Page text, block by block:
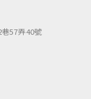
57弄40號